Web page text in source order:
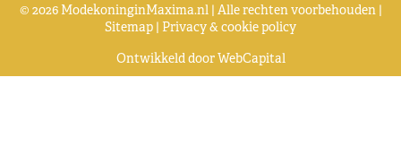
© 2026 ModekoninginMaxima.nl | Alle rechten voorbehouden |
Sitemap | Privacy & cookie policy
Ontwikkeld doorWebCapital